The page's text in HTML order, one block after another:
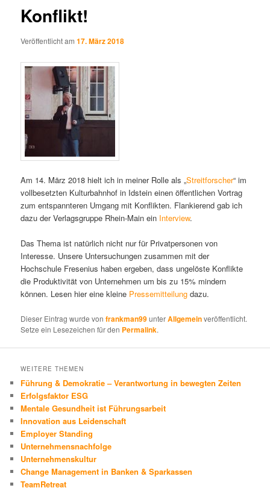
Konflikt!
Veröffentlicht am17. März 2018
Am 14. März 2018 hielt ich in meiner Rolle als „Streitforscher“ im
vollbesetzten Kulturbahnhof in Idstein einen öffentlichen Vortrag
zum entspannteren Umgang mit Konflikten. Flankierend gab ich
dazu der Verlagsgruppe Rhein-Main ein Interview.
Das Thema ist natürlich nicht nur für Privatpersonen von
Interesse. Unsere Untersuchungen zusammen mit der
Hochschule Fresenius haben ergeben, dass ungelöste Konflikte
die Produktivität von Unternehmen um bis zu 15% mindern
können. Lesen hier eine kleine Pressemitteilung dazu.
Dieser Eintrag wurde vonfrankman99unterAllgemeinveröffentlicht.
Setze ein Lesezeichen für den Permalink.
WEITERE THEMEN
Führung & Demokratie – Verantwortung in bewegten Zeiten
Erfolgsfaktor ESG
Mentale Gesundheit ist Führungsarbeit
Innovation aus Leidenschaft
Employer Standing
Unternehmensnachfolge
Unternehmenskultur
Change Management in Banken & Sparkassen
TeamRetreat